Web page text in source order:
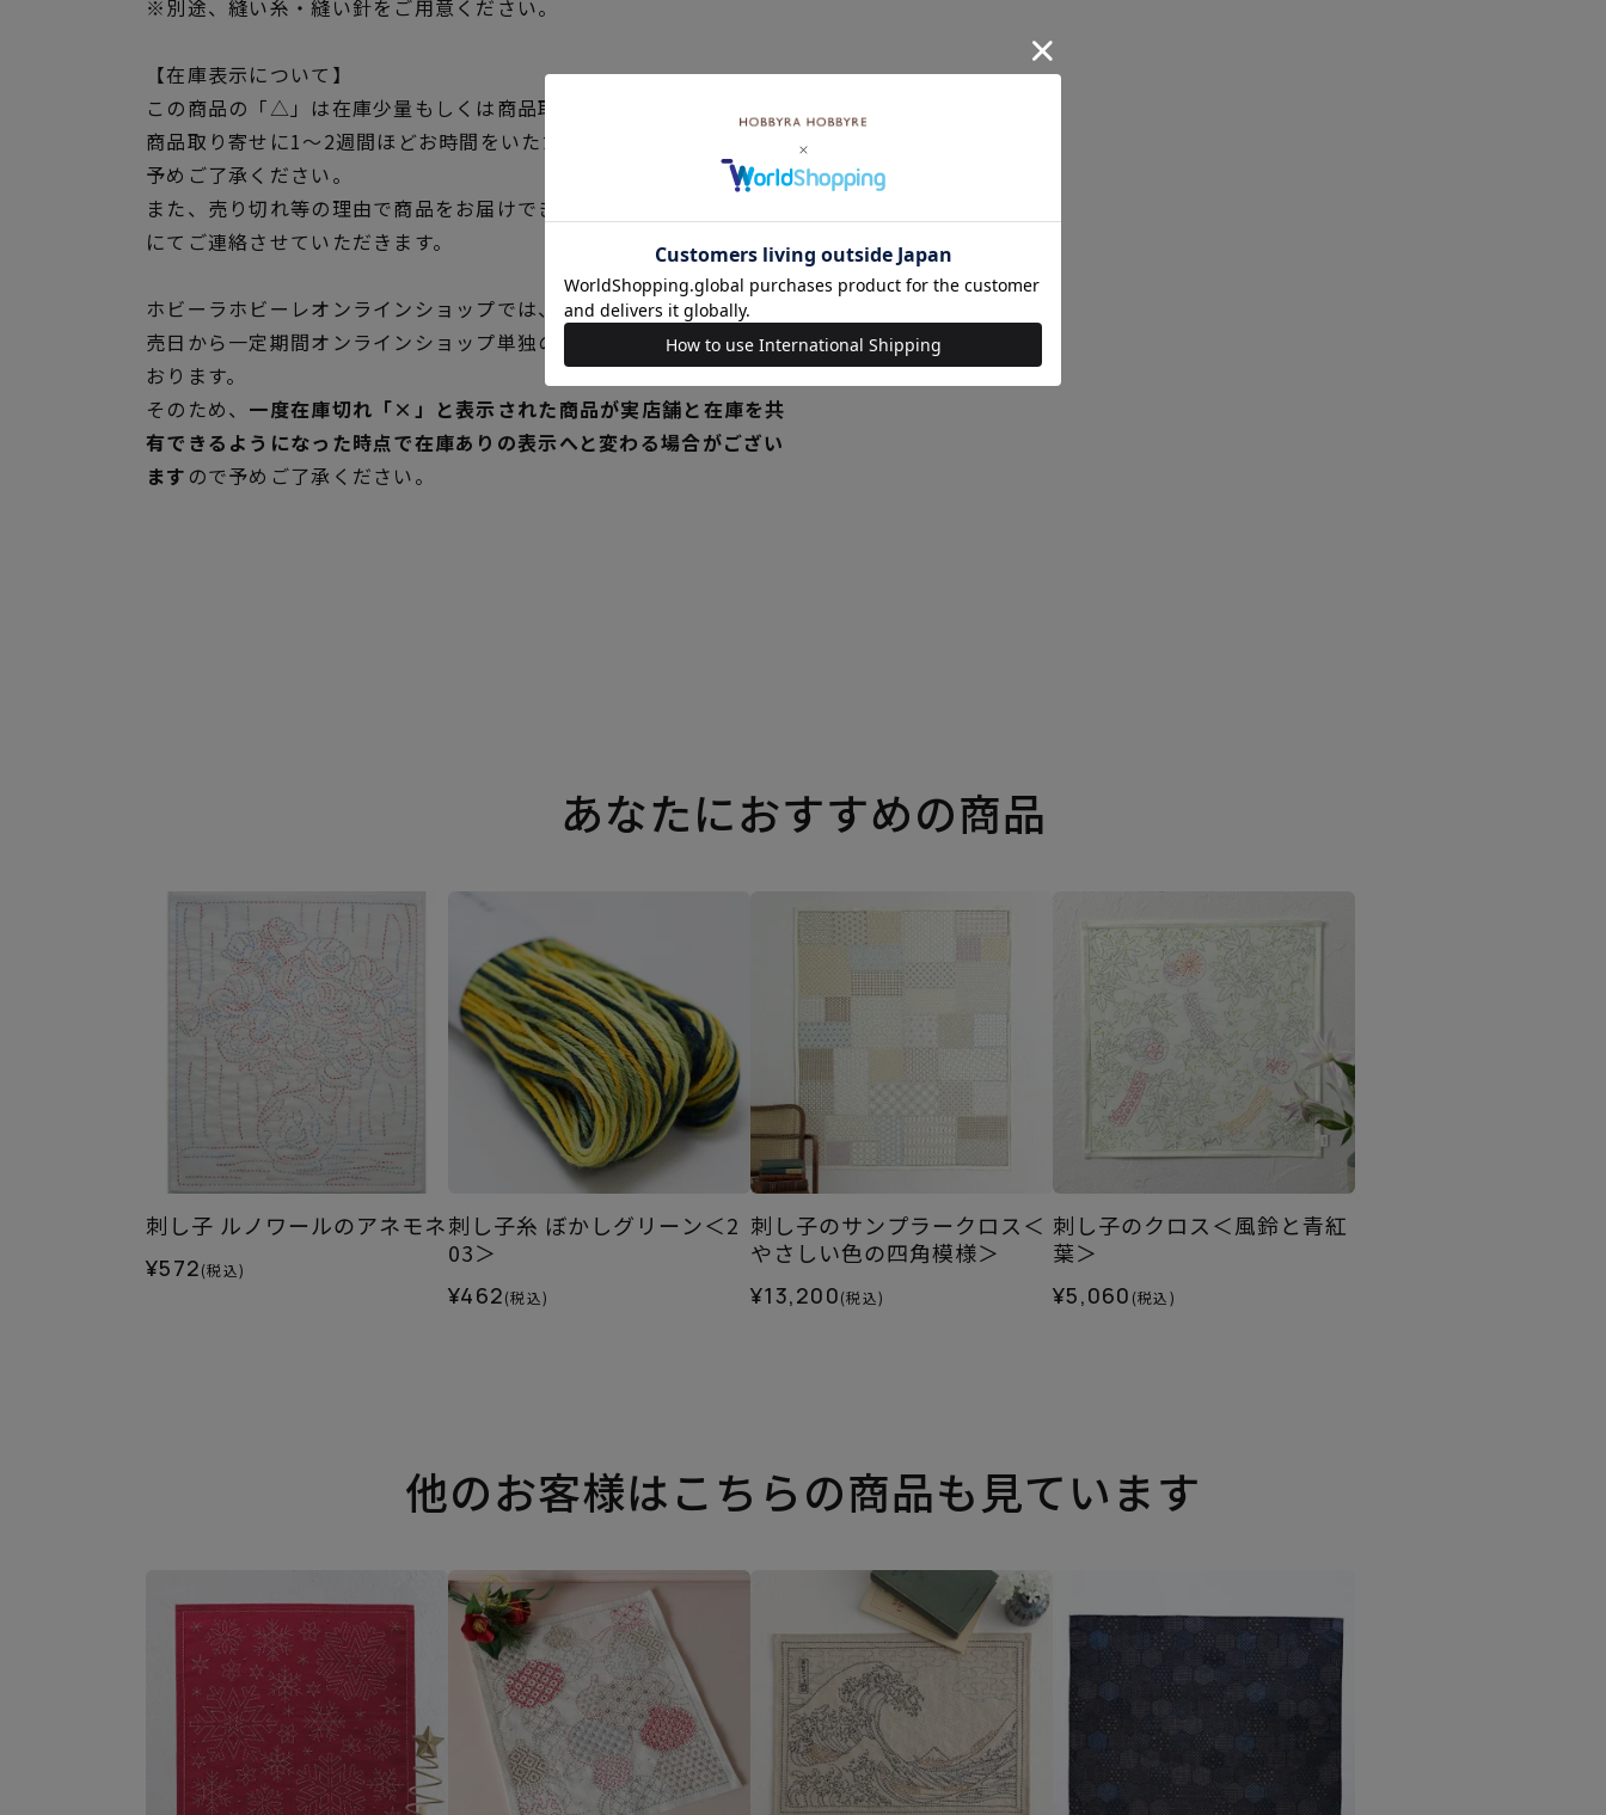
※別途、縫い糸・縫い針をご用意ください。
【在庫表示について】
この商品の「△」は在庫少量もしくは商品取り寄せの表示です。
商品取り寄せに1～2週間ほどお時間をいただく場合がございますので
予めご了承ください。
また、売り切れ等の理由で商品をお届けできない場合は、別途メール
にてご連絡させていただきます。
ホビーラホビーレオンラインショップでは、新発売の商品に限り、 発
売日から一定期間オンラインショップ単独の在庫にてご提供いたして
おります。
そのため、 一度在庫切れ「×」と表示された商品が実店舗と在庫を共
有できるようになった時点で在庫ありの表示へと変わる場合がござい
ます ので予めご了承ください。
あなたにおすすめの商品
刺し子 ルノワールのアネモネ
¥572(税込)
刺し子糸 ぼかしグリーン＜2
03＞
¥462(税込)
刺し子のサンプラークロス＜
やさしい色の四角模様＞
¥13,200(税込)
刺し子のクロス＜風鈴と青紅
葉＞
¥5,060 (税込)
他のお客様はこちらの商品も見ています